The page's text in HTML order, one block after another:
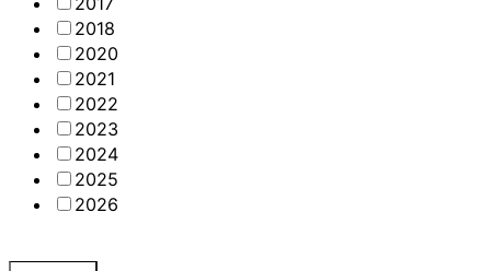
2018
2020
2021
2022
2023
2024
2025
2026